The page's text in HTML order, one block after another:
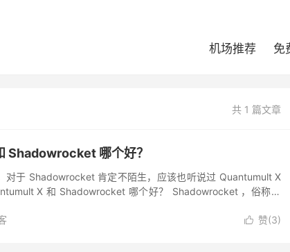
机场推荐 免
共 1 篇文章
Shadowrocket 哪个好？
对于 Shadowrocket 肯定不陌生，应该也听说过 Quantumult X
X 和 Shadowrocket 哪个好？ Shadowrocket ，俗称小
 赞(3)